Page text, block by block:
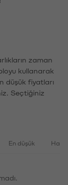
zaman
kullanarak
düşük fiyatları
Seçtiğiniz
En düşük